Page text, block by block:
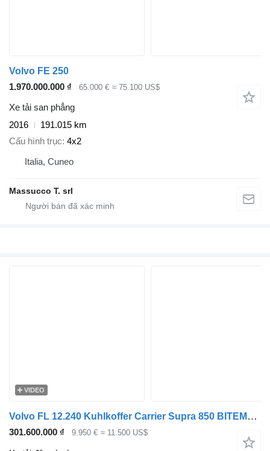
Volvo FE 250
1.970.000.000 ₫
65.000 € ≈ 75.100 US$
Xe tải san phẳng
2016
191.015 km
Cấu hình trục 4x2
Italia, Cuneo
Massucco T. srl
VIDEO
Volvo FL 12.240 Kuhlkoffer Carrier Supra 850 BITEMP -30C /+30C LBW
301.600.000 ₫ 9.950 € ≈ 11.500 US$